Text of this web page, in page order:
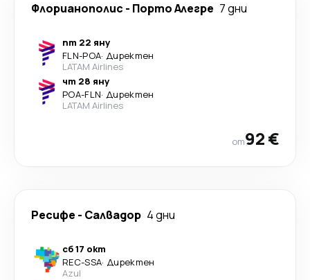
Флорианополис - Порто Алегре 7 дни
пт 22 яну
FLN-POA· Директен
LATAM Airlines
чт 28 яну
POA-FLN· Директен
LATAM Airlines
от92 €
Ресифе - Салвадор 4 дни
сб 17 окт
REC-SSA· Директен
Azul